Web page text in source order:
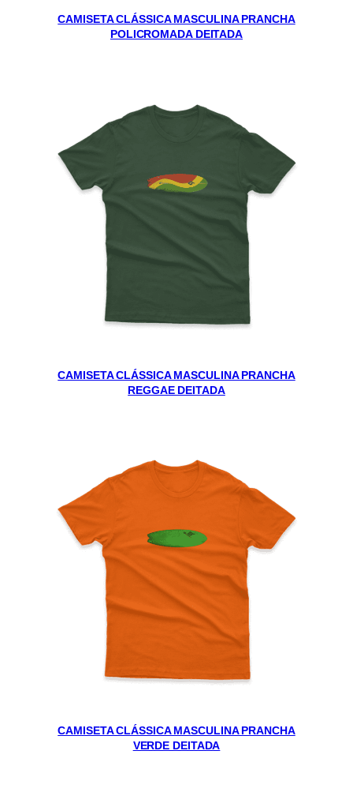
CAMISETA CLÁSSICA MASCULINA PRANCHA
POLICROMADA DEITADA
CAMISETA CLÁSSICA MASCULINA PRANCHA
REGGAE DEITADA
CAMISETA CLÁSSICA MASCULINA PRANCHA
VERDE DEITADA